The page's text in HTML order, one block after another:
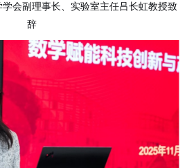
学会副理事长、实验室主任吕长虹教授致
辞